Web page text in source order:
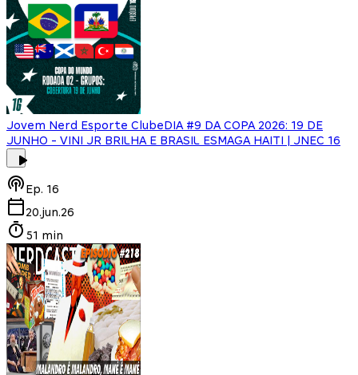
Jovem Nerd Esporte ClubeDIA #9 DA COPA 2026: 19 DE
JUNHO - VINI JR BRILHA E BRASIL ESMAGA HAITI | JNEC 16
Ep. 16
20.jun.26
51 min